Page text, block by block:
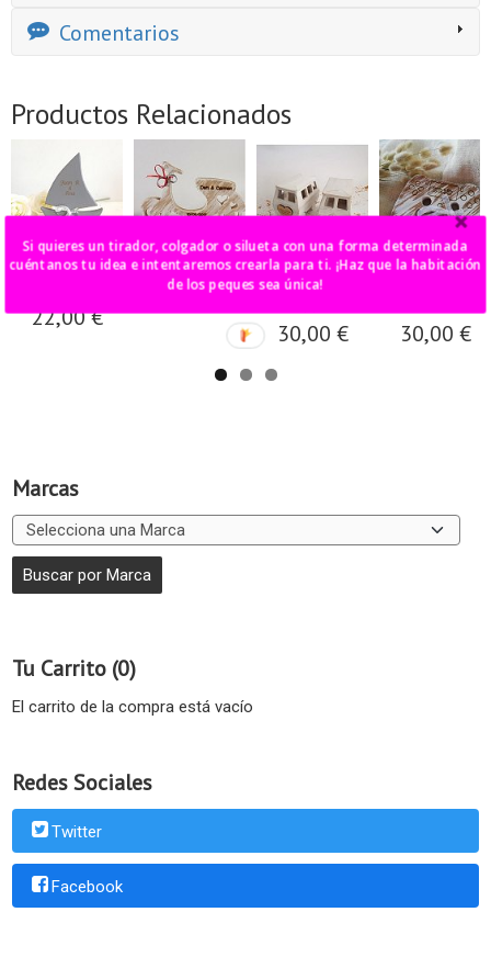
Marcas
Tu Carrito (0)
El carrito de la compra está vacío
Redes Sociales
Twitter
Facebook
Comentarios
Productos Relacionados
barco velero
22,00 €
moto vespa
20,00 €
porta alianzas
furgoneta
30,00 €
porta alianzas
30,00 €
Si quieres un tirador, colgador o silueta con una forma determinada
cuéntanos tu idea e intentaremos crearla para ti. ¡Haz que la habitación
de los peques sea única!